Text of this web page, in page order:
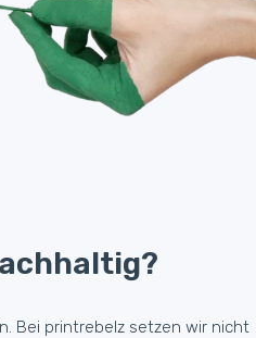
Bei printrebelz setzen wir nicht